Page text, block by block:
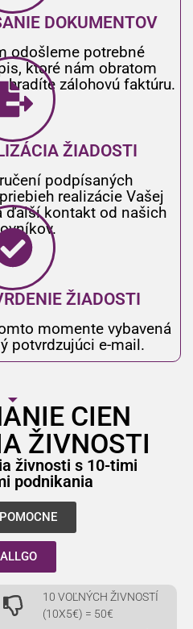
DOKUMENTOV
odošleme potrebné
ktoré nám obratom
zálohovú faktúru.
ŽIADOSTI
podpísaných
realizácie Vašej
ďalší kontakt od našich
ŽIADOSTI
momente vybavená
potvrdzujúci e-mail.
CIEN
ŽIVNOSTI
živnosti s 10-timi
podnikania
10 VOĽNÝCH ŽIVNOSTÍ
(10X5€) = 50€